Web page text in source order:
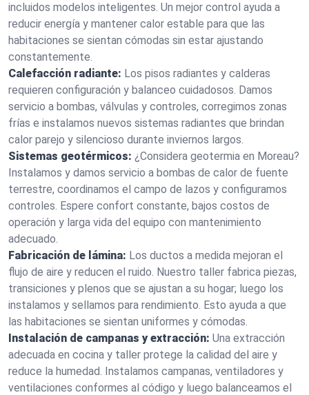
incluidos modelos inteligentes. Un mejor control ayuda a
reducir energía y mantener calor estable para que las
habitaciones se sientan cómodas sin estar ajustando
constantemente.
Calefacción radiante: Los pisos radiantes y calderas
requieren configuración y balanceo cuidadosos. Damos
servicio a bombas, válvulas y controles, corregimos zonas
frías e instalamos nuevos sistemas radiantes que brindan
calor parejo y silencioso durante inviernos largos.
Sistemas geotérmicos: ¿Considera geotermia en Moreau?
Instalamos y damos servicio a bombas de calor de fuente
terrestre, coordinamos el campo de lazos y configuramos
controles. Espere confort constante, bajos costos de
operación y larga vida del equipo con mantenimiento
adecuado.
Fabricación de lámina: Los ductos a medida mejoran el
flujo de aire y reducen el ruido. Nuestro taller fabrica piezas,
transiciones y plenos que se ajustan a su hogar; luego los
instalamos y sellamos para rendimiento. Esto ayuda a que
las habitaciones se sientan uniformes y cómodas.
Instalación de campanas y extracción: Una extracción
adecuada en cocina y taller protege la calidad del aire y
reduce la humedad. Instalamos campanas, ventiladores y
ventilaciones conformes al código y luego balanceamos el